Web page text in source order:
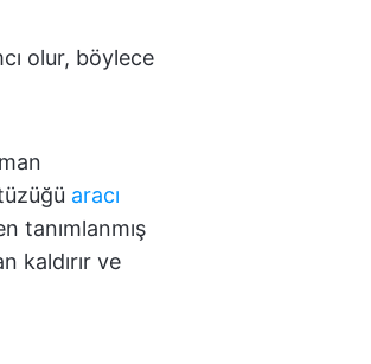
olur, böylece
aracı
tanımlanmış
kaldırır ve